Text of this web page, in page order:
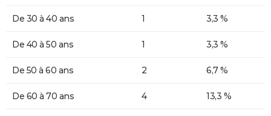
De 30 à 40 ans 1 3,3 %
De 40 à 50 ans 1 3,3 %
De 50 à 60 ans 2 6,7 %
De 60 à 70 ans 4 13,3 %